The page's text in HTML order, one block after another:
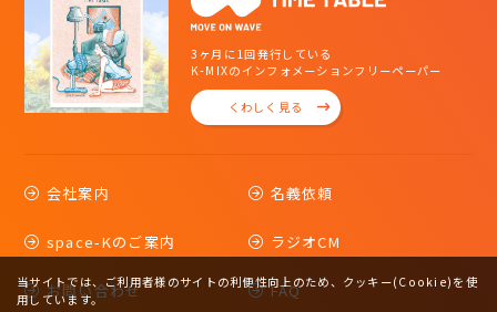
3ヶ月に1回発行している
K-MIXのインフォメーションフリーペーパー
くわしく見る
会社案内 名義依頼
space-Kのご案内 ラジオCM
お問い合わせ FAQ
当サイトでは、ご利用者様のサイトの利便性向上のため、クッキー(Cookie)を使
用しています。